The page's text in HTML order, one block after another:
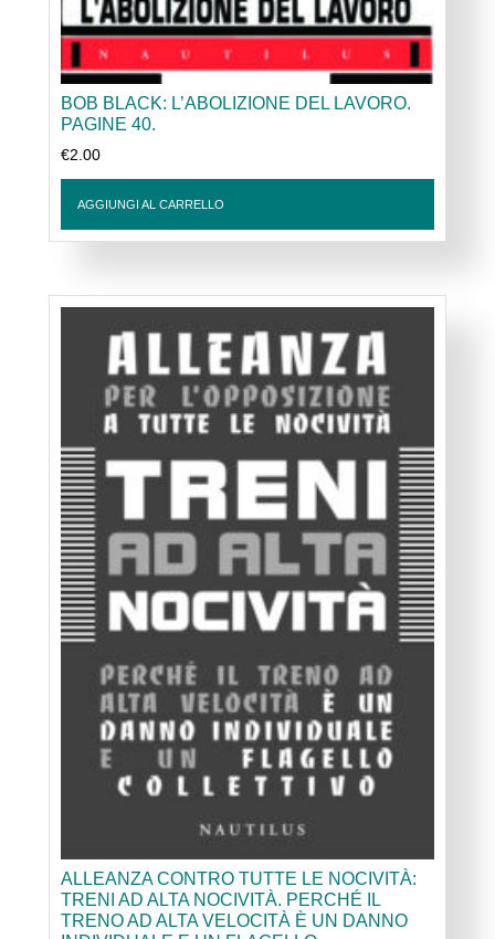
BOB BLACK: L’ABOLIZIONE DEL LAVORO.
PAGINE 40.
€2.00
AGGIUNGI AL CARRELLO
ALLEANZA CONTRO TUTTE LE NOCIVITÀ:
TRENI AD ALTA NOCIVITÀ. PERCHÉ IL
TRENO AD ALTA VELOCITÀ È UN DANNO